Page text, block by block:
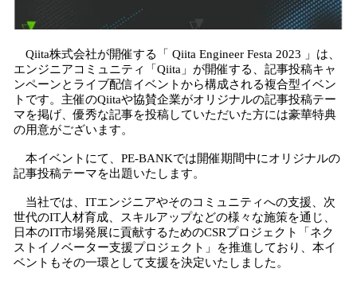
Qiita株式会社が開催する「 Qiita Engineer Festa 2023 」は、
エンジニアコミュニティ「Qiita」が開催する、記事投稿キャ
ンペーンとライブ配信イベントから構成される複合型イベン
トです。主催のQiitaや協賛企業がオリジナルの記事投稿テー
マを掲げ、優秀な記事を投稿していただいた方には豪華特典
の用意がございます。
本イベントにて、PE-BANKでは開催期間中にオリジナルの
記事投稿テーマを出題いたします。
当社では、ITエンジニアやそのコミュニティへの支援、次
世代のIT人材育成、スキルアップなどの様々な施策を通じ、
日本のIT市場発展に貢献するためのCSRプロジェクト「ネク
ストイノベーター支援プロジェクト」を推進しており、本イ
ベントもその一環として支援を決定いたしました。